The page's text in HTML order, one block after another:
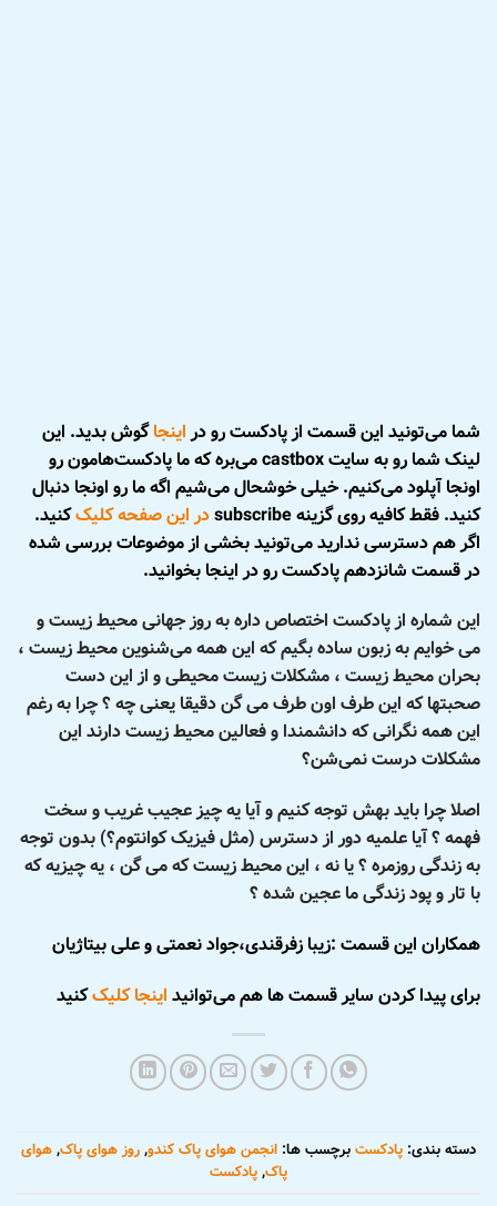
شما می‌تونید این قسمت از پادکست رو در اینجاگوش بدید. این
لینک شما رو به سایت castbox می‌بره که ما پادکست‌هامون رو
اونجا آپلود می‌کنیم. خیلی خوشحال می‌شیم اگه ما رو اونجا دنبال
کنید. فقط کافیه روی گزینه subscribe
در این صفحه کلیککنید.
اگر هم دسترسی ندارید می‌تونید بخشی از موضوعات بررسی شده
در قسمت شانزدهم پادکست رو در اینجا بخوانید.
این شماره از پادکست اختصاص داره به روز جهانی محیط زیست و
می خوایم به زبون ساده بگیم که این همه می‌شنوین محیط زیست ،
بحران محیط زیست ، مشکلات زیست محیطی و از این دست
صحبتها که این طرف اون طرف می گن دقیقا یعنی چه ؟ چرا به رغم
این همه نگرانی که دانشمندا و فعالین محیط زیست دارند این
مشکلات درست نمی‌شن؟
اصلا چرا باید بهش توجه کنیم و آیا یه چیز عجیب غریب و سخت
فهمه ؟ آیا علمیه دور از دسترس (مثل فیزیک کوانتوم؟) بدون توجه
به زندگی روزمره ؟ یا نه ، این محیط زیست که می گن ، یه چیزیه که
با تار و پود زندگی ما عجین شده ؟
همکاران این قسمت :زیبا زفرقندی،جواد نعمتی و علی بیتاژیان
برای پیدا کردن سایر قسمت ها هم می‌توانید اینجا کلیککنید
دسته بندی: پادکست برچسب ها: انجمن هوای پاک کندو, روز هوای پاک, هوای
پاک, پادکست